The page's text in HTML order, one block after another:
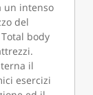
un intenso
del
body
il
esercizi